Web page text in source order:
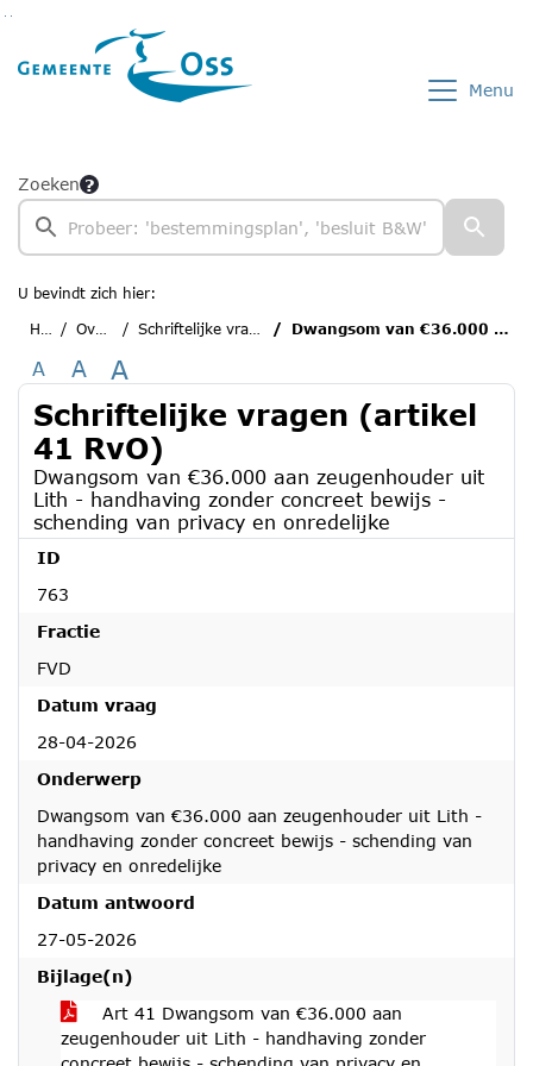
Ga naar de inhoud van deze pagina
Ga naar het zoeken
Ga naar het menu
Menu
Zoeken
U bevindt zich hier:
Home
Overzichten Schriftelijke vragen (artikel 41 RvO) Dwangsom van €36.000 aan zeugenhouder uit Lith - handhaving zonder concreet bewijs - schending van privacy en onredelijke
A A A
Schriftelijke vragen (artikel
41 RvO)
Dwangsom van €36.000 aan zeugenhouder uit
Lith - handhaving zonder concreet bewijs -
schending van privacy en onredelijke
ID
763
Fractie
FVD
Datum vraag
28-04-2026
Onderwerp
Dwangsom van €36.000 aan zeugenhouder uit Lith -
handhaving zonder concreet bewijs - schending van
privacy en onredelijke
Datum antwoord
27-05-2026
Bijlage(n)
Art 41 Dwangsom van €36.000 aan
zeugenhouder uit Lith - handhaving zonder